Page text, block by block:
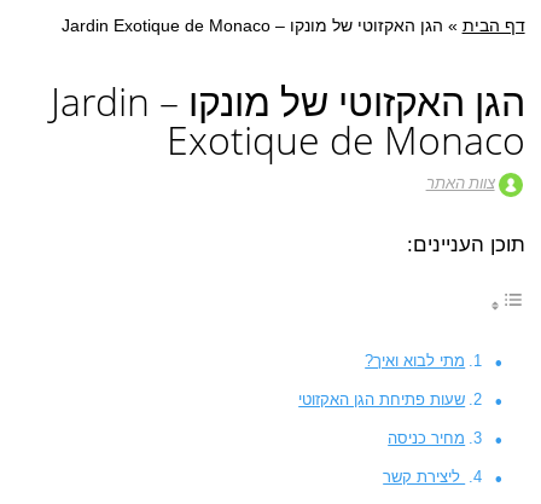
תפריט ראשי
דילוג
דף הבית » הגן האקזוטי של מונקו – Jardin Exotique de Monaco
הגן האקזוטי של מונקו – Jardin
Exotique de Monaco
צוות האתר
תוכן העניינים:
מתי לבוא ואיך?
שעות פתיחת הגן האקזוטי
מחיר כניסה
ליצירת קשר